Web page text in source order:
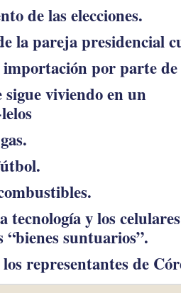
de las elecciones.
la pareja presidencial
importación por parte
viviendo en un
tecnología y los celulares
“bienes suntuarios”.
representantes de